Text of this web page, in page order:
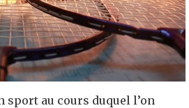
sport au cours duquel l’on